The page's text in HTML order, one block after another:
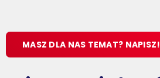
MASZ DLA NAS TEMAT? NAPISZ!